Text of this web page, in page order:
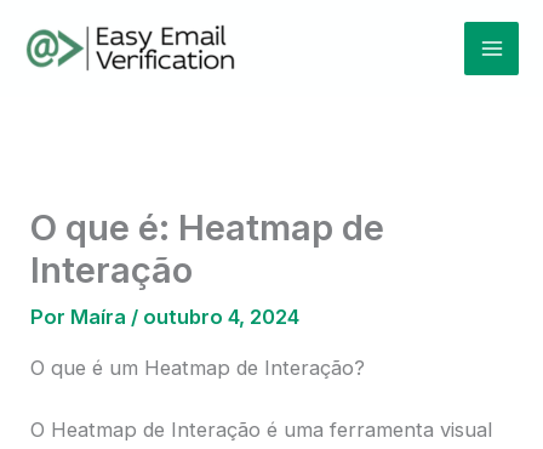
para
O que é: Heatmap de
Interação
Por Maíra / outubro 4, 2024
O que é um Heatmap de Interação?
O Heatmap de Interação é uma ferramenta visual